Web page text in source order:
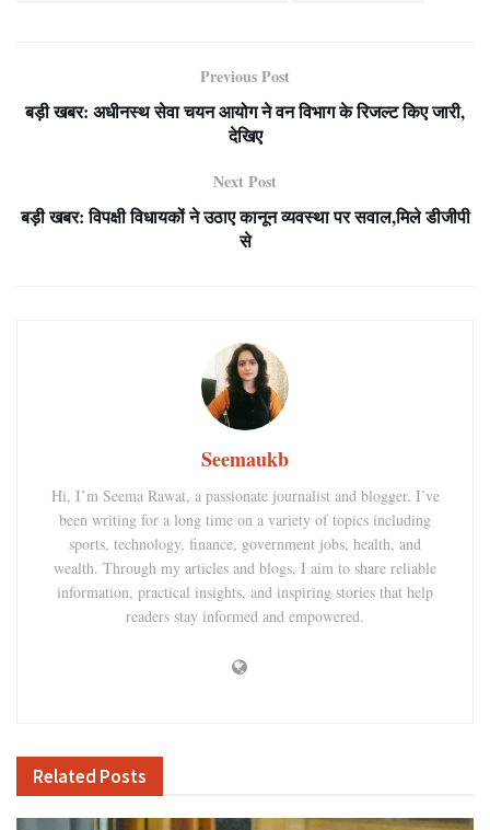
Previous Post
बड़ी खबर: अधीनस्थ सेवा चयन आयोग ने वन विभाग के रिजल्ट किए जारी,
देखिए
Next Post
बड़ी खबर: विपक्षी विधायकों ने उठाए कानून व्यवस्था पर सवाल,मिले डीजीपी
से
Seemaukb
Hi, I’m Seema Rawat, a passionate journalist and blogger. I’ve
been writing for a long time on a variety of topics including
sports, technology, finance, government jobs, health, and
wealth. Through my articles and blogs, I aim to share reliable
information, practical insights, and inspiring stories that help
readers stay informed and empowered.
Related Posts